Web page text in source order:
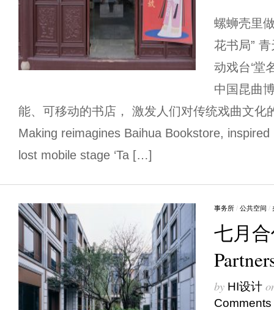
螺蛳壳里
花书局”
动戏台‘堂
中国昆曲
能、可移动的书店， 激发人们对传统戏曲文化
Making reimagines Baihua Bookstore, inspired
lost mobile stage ‘Ta […]
事务所 / 公共空间 /
七月
by HI设计
Comments